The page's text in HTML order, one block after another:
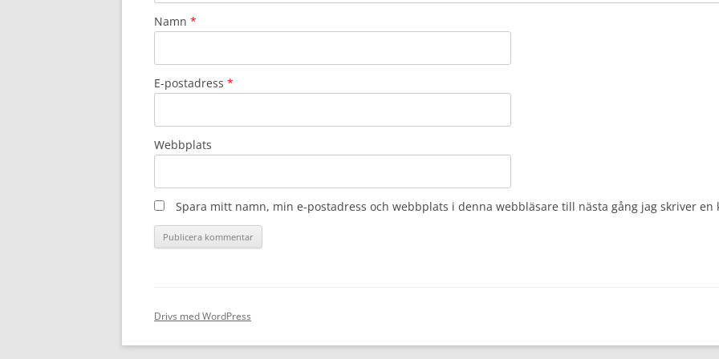
Namn *
E-postadress *
Webbplats
Spara mitt namn, min e-postadress och webbplats i denna webbläsare till nästa gång jag skriver en
Drivs med WordPress